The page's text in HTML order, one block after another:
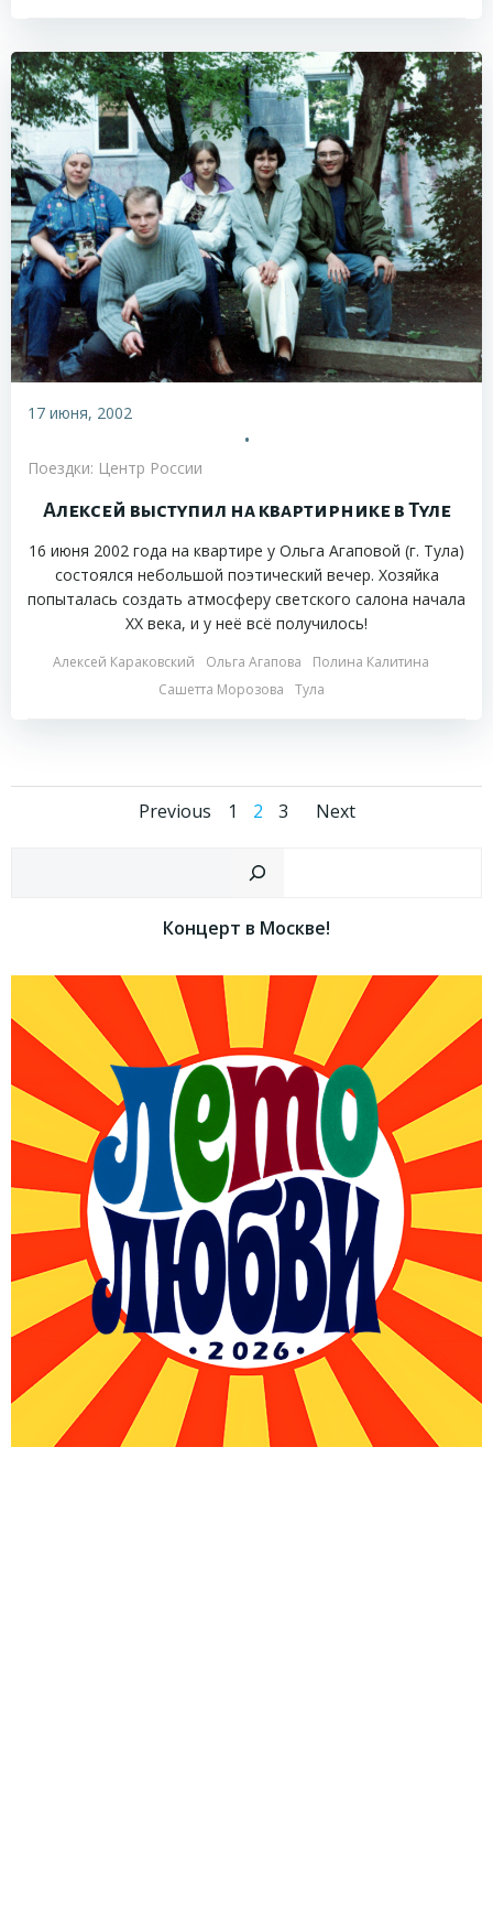
17 июня, 2002
•
Поездки: Центр России
Алексей выступил на квартирнике в Туле
16 июня 2002 года на квартире у Ольга Агаповой (г. Тула)
состоялся небольшой поэтический вечер. Хозяйка
попыталась создать атмосферу светского салона начала
ХХ века, и у неё всё получилось!
Алексей Караковский Ольга Агапова
Полина Калитина
Сашетта Морозова
Тула
Навигация
записям
Previous
Навигация
по
записям
Страница
1 Страница
2 Страница
3 Next
Концерт в Москве!